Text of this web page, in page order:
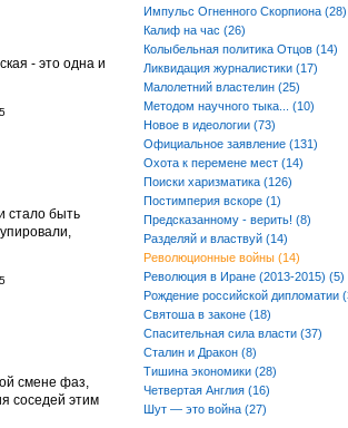
- это одна и
стало быть
смене фаз,
соседей этим
Импульс Огненного Скорпиона (28)
Калиф на час (26)
Колыбельная политика Отцов (14)
Ликвидация журналистики (17)
Малолетний властелин (25)
Методом научного тыка... (10)
Новое в идеологии (73)
Официальное заявление (131)
Охота к перемене мест (14)
Поиски харизматика (126)
Постимперия вскоре (1)
Предсказанному - верить! (8)
Разделяй и властвуй (14)
Революционные войны (14)
Революция в Иране (2013-2015) (5)
Рождение российской дипломатии
Святоша в законе (18)
Спасительная сила власти (37)
Сталин и Дракон (8)
Тишина экономики (28)
Четвертая Англия (16)
Шут — это война (27)